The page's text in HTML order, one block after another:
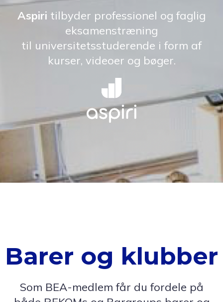
Aspiri tilbyder professionel og faglig
eksamenstræning
til universitetsstuderende i form af
kurser, videoer og bøger.
Barer og klubber
Som BEA-medlem får du fordele på